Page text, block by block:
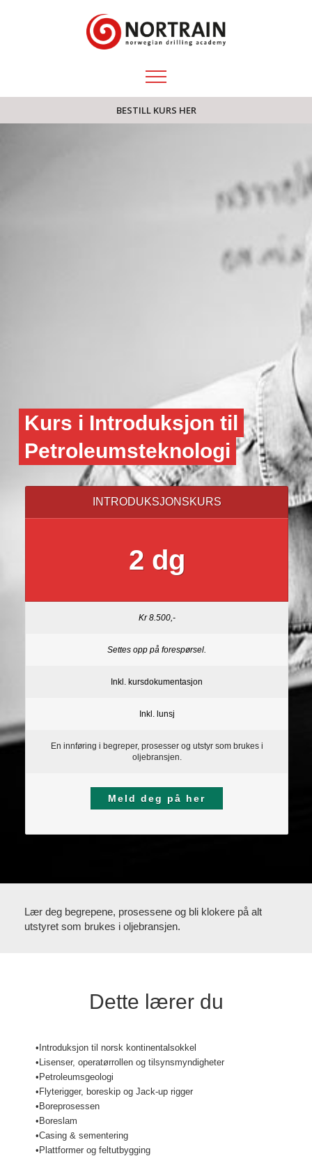
BESTILL KURS HER
Kurs i Introduksjon til
Petroleumsteknologi
INTRODUKSJONSKURS
2 dg
Kr 8.500,-
Settes opp på forespørsel.
Inkl. kursdokumentasjon
Inkl. lunsj
En innføring i begreper, prosesser og utstyr som brukes i
oljebransjen.
Meld deg på her
Lær deg begrepene, prosessene og bli klokere på alt
utstyret som brukes i oljebransjen.
Dette lærer du
•Introduksjon til norsk kontinentalsokkel
•Lisenser, operatørrollen og tilsynsmyndigheter
•Petroleumsgeologi
•Flyterigger, boreskip og Jack-up rigger
•Boreprosessen
•Boreslam
•Casing & sementering
•Plattformer og feltutbygging